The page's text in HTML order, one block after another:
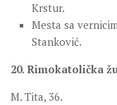
Krstur.
Mesta sa
Stanković.
20. Rimokatolička
M. Tita, 36.